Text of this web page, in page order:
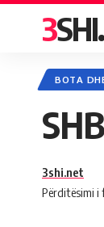
BOTA
Përditësimi i
3shi.net